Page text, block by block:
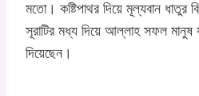
মতো। কষ্টিপাথর দিয়ে মূল্যবান ধাতুর
সূরাটির মধ্য দিয়ে আল্লাহ সফল মানুষ
দিয়েছেন।